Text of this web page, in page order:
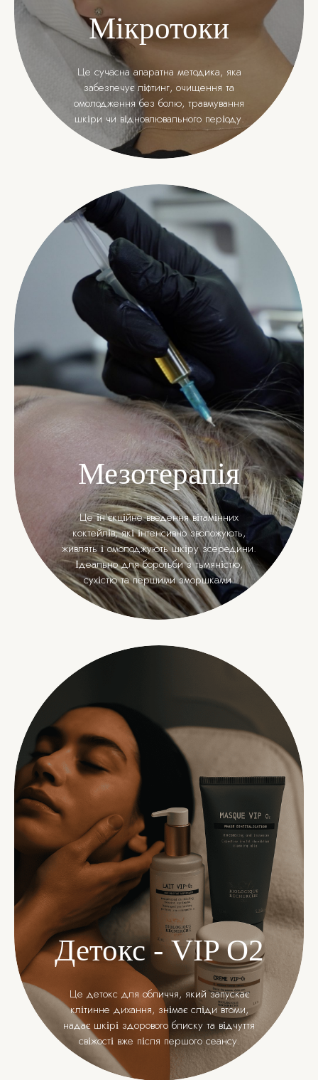
Мікротоки
Це сучасна апаратна методика, яка
забезпечує ліфтинг, очищення та
омолодження без болю, травмування
шкіри чи відновлювального періоду.
Мезотерапія
Це ін’єкційне введення вітамінних
коктейлів, які інтенсивно зволожують,
живлять і омолоджують шкіру зсередини.
Ідеально для боротьби з тьмяністю,
сухістю та першими зморшками.
Детокс - VIP O2
Це детокс для обличчя, який запускає
клітинне дихання, знімає сліди втоми,
надає шкірі здорового блиску та відчуття
свіжості вже після першого сеансу.